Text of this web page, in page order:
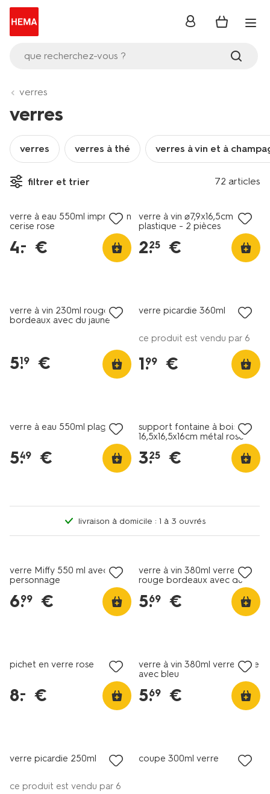
que recherchez-vous ?
se
verres
verres
verres verres à thé verres à vin et à
filtrer et trier 72 articles
soldes
verre à eau 550ml impression
cerise rose
4.
– €
verre à vin ⌀7,9x16,5cm
plastique - 2 pièces
2.
25 €
verre à vin 230ml rouge
bordeaux avec du jaune
5.
19 €
verre picardie 360ml
ce produit est vendu par 6
1.
99 €
verre à eau 550ml plage
5.
49 €
support fontaine à boisson
16,5x16,5x16cm métal rose
3.
25 €
livraison à domicile : 1 à 3 ouvrés
verre Miffy 550 ml avec
personnage
6.
99 €
verre à vin 380ml verre
rouge bordeaux avec du
5.
69 €
pichet en verre rose
8.
– €
verre à vin 380ml verre jaune
avec bleu
5.
69 €
verre picardie 250ml
ce produit est vendu par 6
coupe 300ml verre